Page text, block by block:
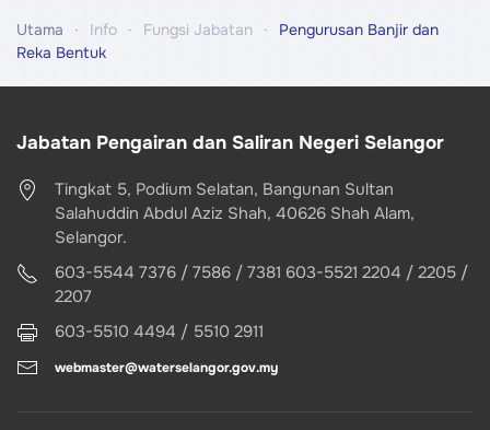
Utama Info Fungsi Jabatan
Pengurusan Banjir dan
Reka Bentuk
Jabatan Pengairan dan Saliran Negeri Selangor
Tingkat 5, Podium Selatan, Bangunan Sultan
Salahuddin Abdul Aziz Shah, 40626 Shah Alam,
Selangor.
603-5544 7376 / 7586 / 7381 603-5521 2204 / 2205 /
2207
603-5510 4494 / 5510 2911
webmaster@waterselangor.gov.my